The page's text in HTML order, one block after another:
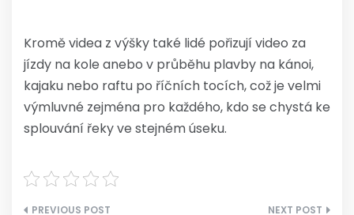
Kromě videa z výšky také lidé pořizují video za
jízdy na kole anebo v průběhu plavby na kánoi,
kajaku nebo raftu po říčních tocích, což je velmi
výmluvné zejména pro každého, kdo se chystá ke
splouvání řeky ve stejném úseku.